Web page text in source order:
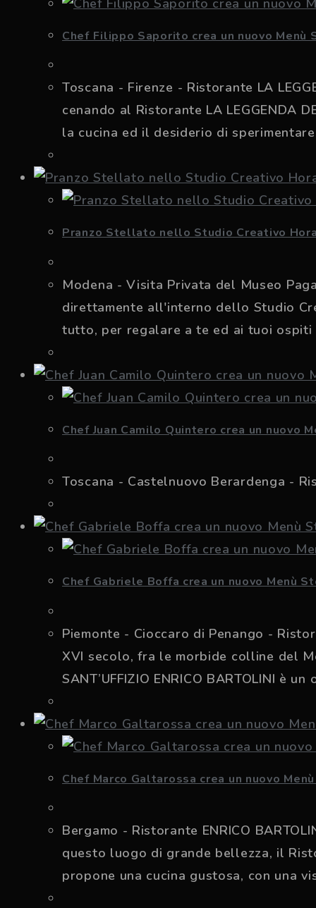
Chef Filippo Saporito crea un nuovo
Toscana - Firenze - Ristorante LA
cenando al Ristorante LA LEGGENDA
la cucina ed il desiderio di
Pranzo Stellato nello Studio Creativo
Modena - Visita Privata del Museo
direttamente all'interno dello Studio
tutto, per regalare a te ed ai tuoi ospiti
Chef Juan Camilo Quintero crea un nuovo
Toscana - Castelnuovo Berardenga -
Chef Gabriele Boffa crea un nuovo Menù
Piemonte - Cioccaro di Penango -
XVI secolo, fra le morbide colline del
SANT’UFFIZIO ENRICO BARTOLINI è
Chef Marco Galtarossa crea un nuovo
Bergamo - Ristorante ENRICO
questo luogo di grande bellezza, il
propone una cucina gustosa, con una